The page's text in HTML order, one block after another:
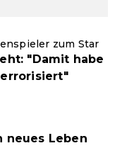
zum Star
"Damit habe
neues Leben